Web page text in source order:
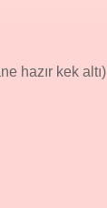
hazır kek altı)